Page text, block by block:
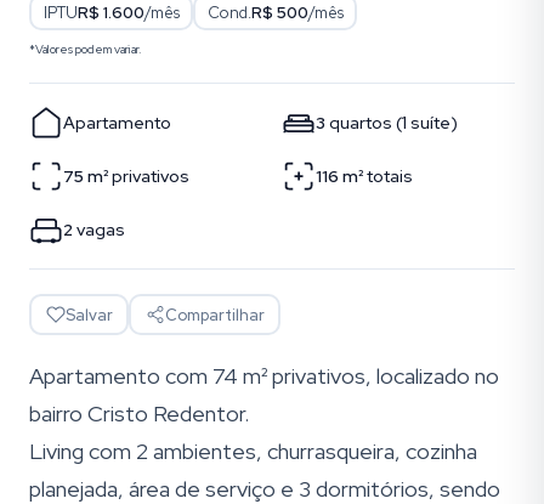
IPTUR$ 1.600/mês Cond.R$ 500/mês
*Valores podem variar.
Apartamento 3 quartos (1 suíte)
75 m²privativos 116 m²totais
2 vagas
Salvar Compartilhar
Apartamento com 74 m² privativos, localizado no
bairro Cristo Redentor.
Living com 2 ambientes, churrasqueira, cozinha
planejada, área de serviço e 3 dormitórios, sendo